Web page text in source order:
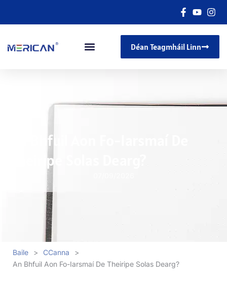
Déan Teagmháil Linn
An Bhfuil Aon Fo-Iarsmaí De
Theiripe Solas Dearg?
Baile > CCanna
>
An Bhfuil Aon Fo-Iarsmaí De Theiripe Solas Dearg?